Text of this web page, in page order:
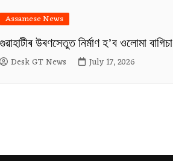
Assamese News
উৰণসেতুত নিৰ্মাণ হ’ব ওলোমা বাগিচা
Desk GT News July 17, 2026